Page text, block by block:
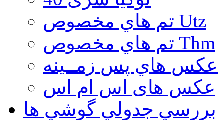
تم هاي مخصوص Utz
تم هاي مخصوص Thm
عكس هاي پس زمــينه
عكس های اس ام اس
بررسي جدولي گوشي ها